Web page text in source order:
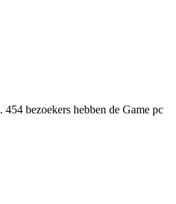
bezoekers hebben de Game pc